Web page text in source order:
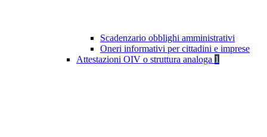
Scadenzario obblighi amministrativi
Oneri informativi per cittadini e imprese
Attestazioni OIV o struttura analoga 1